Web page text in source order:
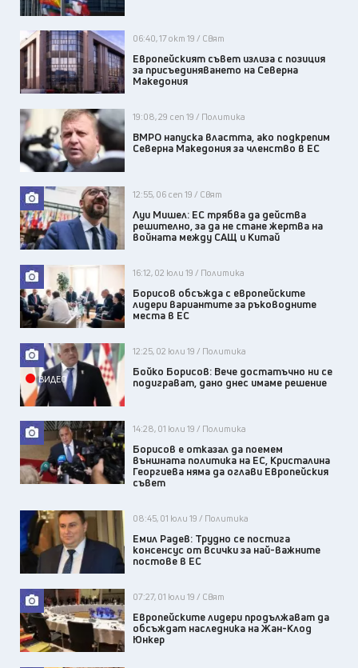
06:40, 17 окт 19 / Свят
Европейският съвет излиза с позиция
за присъединяването на Северна
Македония
19:08, 29 сеп 19 / Политика
ВМРО напуска властта, ако подкрепим
Северна Македония за членство в ЕС
12:55, 06 сеп 19 / Свят
Луи Мишел: ЕС трябва да действа
решително, за да не стане жертва на
войната между САЩ и Китай
16:12, 02 юли 19 / Политика
Борисов обсъжда с европейските
лидери вариантите за ръководните
места в ЕС
ВИДЕО
12:25, 02 юли 19 / Политика
Бойко Борисов: Вече достатъчно ни се
подиграват, дано днес имаме решение
14:28, 01 юли 19 / Политика
Борисов е отказал да поемем
външната политика на ЕС, Кристалина
Георгиева няма да оглави Европейския
съвет
08:45, 01 юли 19 / Политика
Емил Радев: Трудно се постига
консенсус от всички за най-важните
постове в ЕС
07:27, 01 юли 19 / Свят
Европейските лидери продължават да
обсъждат наследника на Жан-Клод
Юнкер